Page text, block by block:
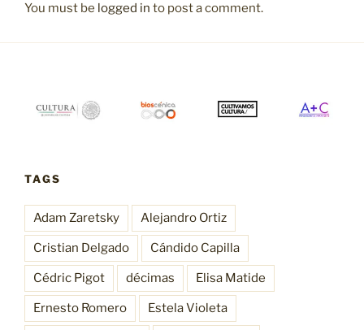
You must be logged in to post a comment.
TAGS
Adam Zaretsky Alejandro Ortiz
Cristian Delgado Cándido Capilla
Cédric Pigot décimas Elisa Matide
Ernesto Romero Estela Violeta